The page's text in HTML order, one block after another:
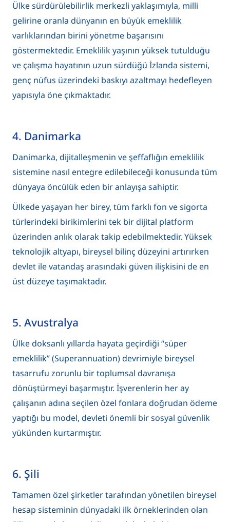
Ülke sürdürülebilirlik merkezli yaklaşımıyla, milli
gelirine oranla dünyanın en büyük emeklilik
varlıklarından birini yönetme başarısını
göstermektedir. Emeklilik yaşının yüksek tutulduğu
ve çalışma hayatının uzun sürdüğü İzlanda sistemi,
genç nüfus üzerindeki baskıyı azaltmayı hedefleyen
yapısıyla öne çıkmaktadır.
4. Danimarka
Danimarka, dijitalleşmenin ve şeffaflığın emeklilik
sistemine nasıl entegre edilebileceği konusunda tüm
dünyaya öncülük eden bir anlayışa sahiptir.
Ülkede yaşayan her birey, tüm farklı fon ve sigorta
türlerindeki birikimlerini tek bir dijital platform
üzerinden anlık olarak takip edebilmektedir. Yüksek
teknolojik altyapı, bireysel bilinç düzeyini artırırken
devlet ile vatandaş arasındaki güven ilişkisini de en
üst düzeye taşımaktadır.
5. Avustralya
Ülke doksanlı yıllarda hayata geçirdiği “süper
emeklilik” (Superannuation) devrimiyle bireysel
tasarrufu zorunlu bir toplumsal davranışa
dönüştürmeyi başarmıştır. İşverenlerin her ay
çalışanın adına seçilen özel fonlara doğrudan ödeme
yaptığı bu model, devleti önemli bir sosyal güvenlik
yükünden kurtarmıştır.
6. Şili
Tamamen özel şirketler tarafından yönetilen bireysel
hesap sisteminin dünyadaki ilk örneklerinden olan